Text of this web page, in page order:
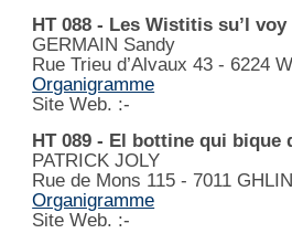
HT 088 - Les Wistitis su’l voy
GERMAIN Sandy
Rue Trieu d’Alvaux 43 - 6224
Organigramme
Site Web. :-
HT 089 - El bottine qui bique
PATRICK JOLY
Rue de Mons 115 - 7011
Organigramme
Site Web. :-